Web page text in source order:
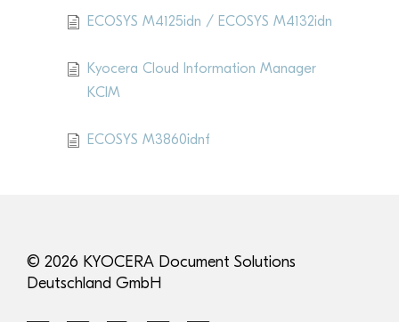
ECOSYS M4125idn / ECOSYS M4132idn
Kyocera Cloud Information Manager
KCIM
ECOSYS M3860idnf
© 2026 KYOCERA Document Solutions
Deutschland GmbH